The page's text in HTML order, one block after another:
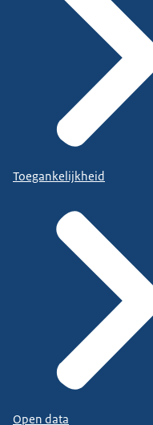
Toegankelijkheid
Open data